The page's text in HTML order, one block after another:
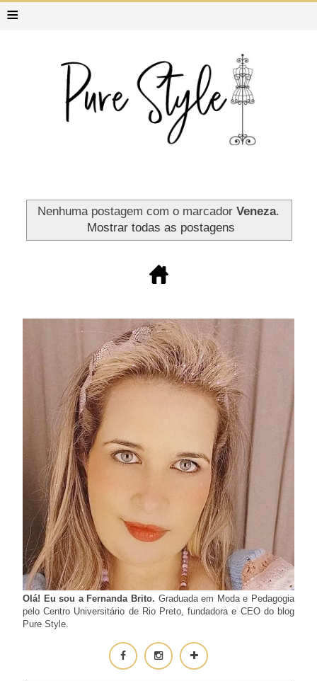
≡
Nenhuma postagem com o marcador Veneza.
Mostrar todas as postagens
Olá! Eu sou a Fernanda Brito. Graduada em Moda e Pedagogia
pelo Centro Universitário de Rio Preto, fundadora e CEO do blog
Pure Style.